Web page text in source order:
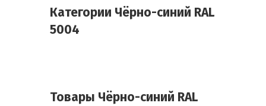
Категории Чёрно-синий RAL
5004
Товары Чёрно-синий RAL